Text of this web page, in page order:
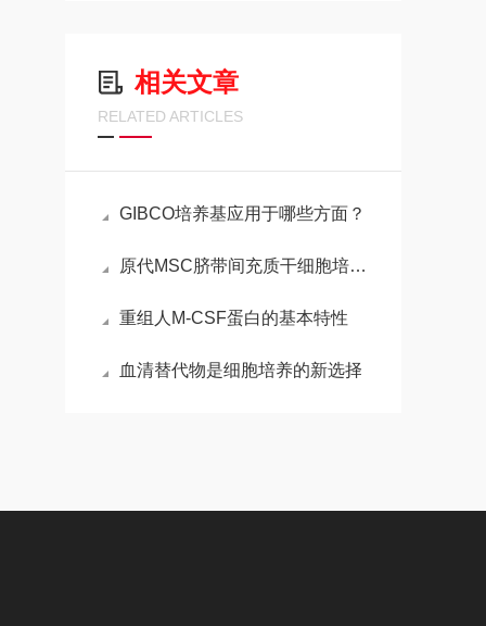
相关文章
RELATED ARTICLES
GIBCO培养基应用于哪些方面？
原代MSC脐带间充质干细胞培养基基本成分与特性
重组人M-CSF蛋白的基本特性
血清替代物是细胞培养的新选择